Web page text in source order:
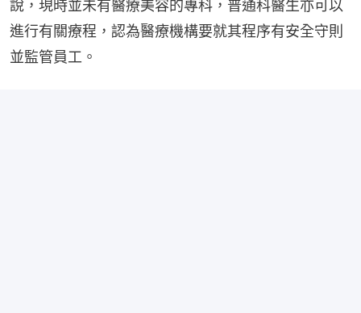
說，現時並未有醫療美容的專科，普通科醫生亦可以
進行有關療程，認為醫療機構要就其程序有安全守則
並監管員工。